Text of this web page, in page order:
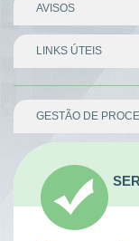
AVISOS
LINKS ÚTEIS
Divisor
GESTÃO DE